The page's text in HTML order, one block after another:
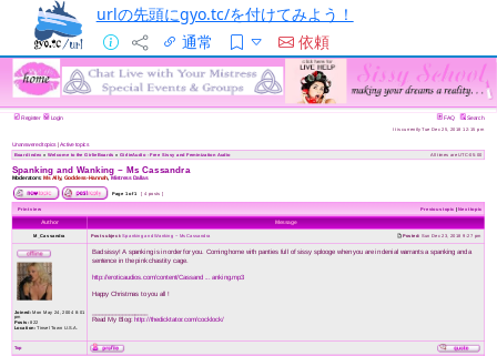
urlの先頭にgyo.tc/を付けてみよう！
通常
依頼